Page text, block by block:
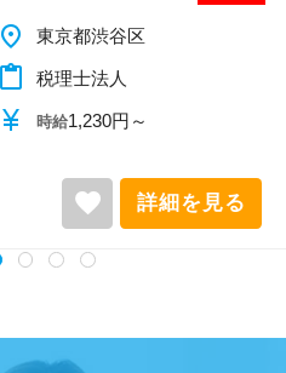
place 千葉県柏市
content_paste 税理士法人
currency_yen 時給1,140円～
favorite 詳細を見る